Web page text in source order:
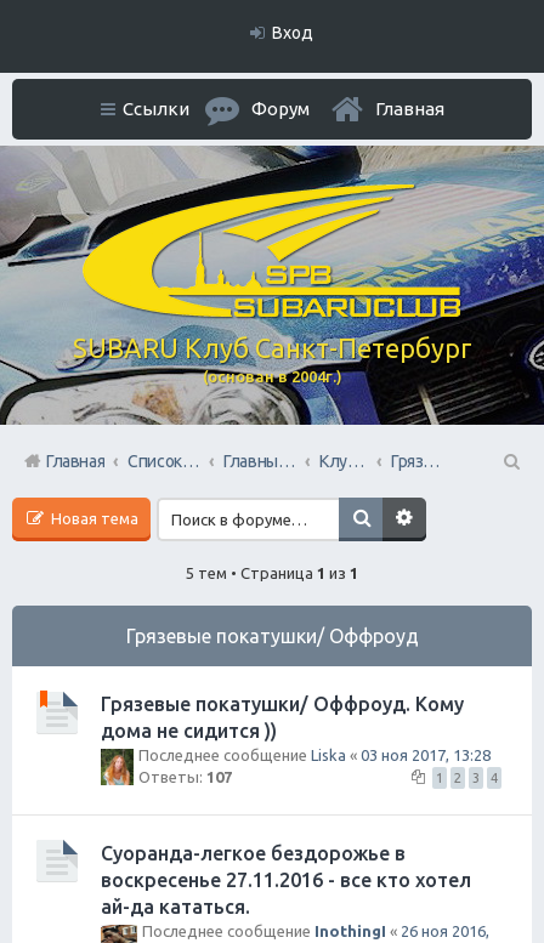
Вход
SUBARU Клуб Санкт-Петербург
(основан в 2004г.)
Ссылки Форум Главная
Главная Список форумов Главный раздел Клубные мероприятия и встречи
Грязевые покатушки/ Оффроуд
Новая тема
5 тем • Страница 1 из 1
Грязевые покатушки/ Оффроуд
Грязевые покатушки/ Оффроуд. Кому
дома не сидится ))
Последнее сообщение Liska « 03 ноя 2017, 13:28
Ответы: 107 1 2 3 4
Суоранда-легкое бездорожье в
воскресенье 27.11.2016 - все кто хотел
ай-да кататься.
Последнее сообщение InothingI « 26 ноя 2016,